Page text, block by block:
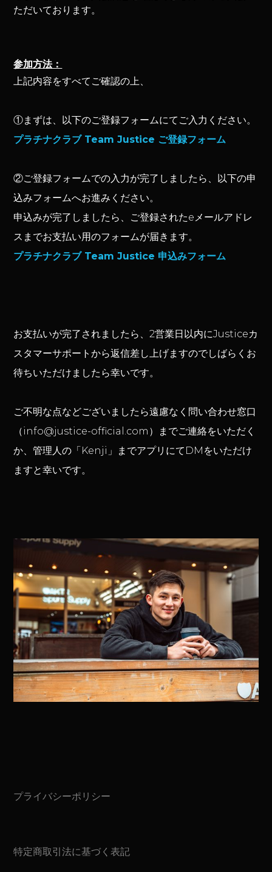
ただいております。
参加方法：
上記内容をすべてご確認の上、
①まずは、以下のご登録フォームにてご入力ください。
プラチナクラブ Team Justice ご登録フォーム
②ご登録フォームでの入力が完了しましたら、以下の申
込みフォームへお進みください。
申込みが完了しましたら、ご登録されたeメールアドレ
スまでお支払い用のフォームが届きます。
プラチナクラブ Team Justice 申込みフォーム
お支払いが完了されましたら、2営業日以内にJusticeカ
スタマーサポートから返信差し上げますのでしばらくお
待ちいただけましたら幸いです。
ご不明な点などございましたら遠慮なく問い合わせ窓口
（info@justice-official.com）までご連絡をいただく
か、管理人の「Kenji」までアプリにてDMをいただけ
ますと幸いです。
Footer
プライバシーポリシー
特定商取引法に基づく表記